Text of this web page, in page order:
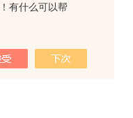
有什么可以帮